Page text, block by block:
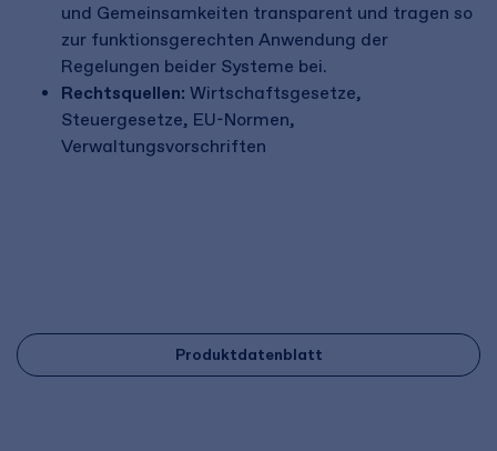
und Gemeinsamkeiten transparent und tragen so
zur funktionsgerechten Anwendung der
Regelungen beider Systeme bei.
Rechtsquellen: Wirtschaftsgesetze,
Steuergesetze, EU-Normen,
Verwaltungsvorschriften
Produktdatenblatt